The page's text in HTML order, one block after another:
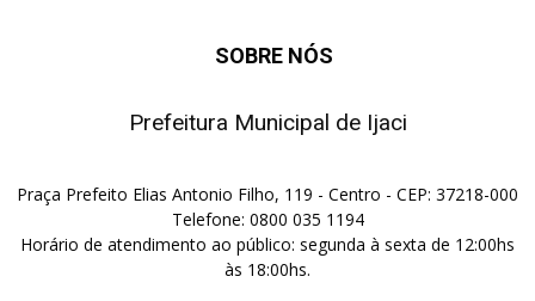
SOBRE NÓS
Prefeitura Municipal de Ijaci
Praça Prefeito Elias Antonio Filho, 119 - Centro - CEP: 37218-000
Telefone: 0800 035 1194
Horário de atendimento ao público: segunda à sexta de 12:00hs
às 18:00hs.